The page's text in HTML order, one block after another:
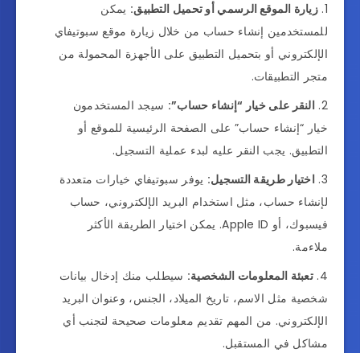
زيارة الموقع الرسمي أو تحميل التطبيق: يمكن
للمستخدمين إنشاء حساب من خلال زيارة موقع سبوتيفاي
الإلكتروني أو بتحميل التطبيق على الأجهزة المحمولة من
متجر التطبيقات.
النقر على خيار “إنشاء حساب”: سيجد المستخدمون
خيار “إنشاء حساب” على الصفحة الرئيسية للموقع أو
التطبيق. يجب النقر عليه لبدء عملية التسجيل.
اختيار طريقة التسجيل: يوفر سبوتيفاي خيارات متعددة
لإنشاء حساب، مثل استخدام البريد الإلكتروني، حساب
فيسبوك، أو Apple ID. يمكن اختيار الطريقة الأكثر
ملاءمة.
تعبئة المعلومات الشخصية: سيطلب منك إدخال بيانات
شخصية مثل الاسم، تاريخ الميلاد، الجنس، وعنوان البريد
الإلكتروني. من المهم تقديم معلومات صحيحة لتجنب أي
مشاكل في المستقبل.